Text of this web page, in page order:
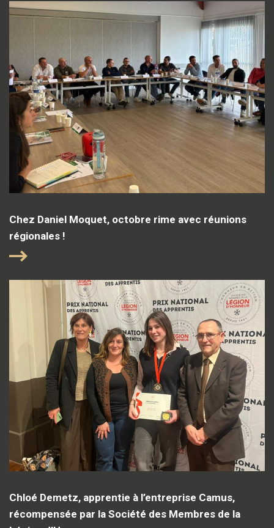
Chez Daniel Moquet, octobre rime avec réunions
régionales !
Chloé Demetz, apprentie à l’entreprise Camus,
récompensée par la Société des Membres de la